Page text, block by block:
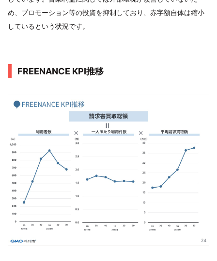
め、プロモーション等の投資を抑制しており、赤字額自体は縮小
しているという状況です。
FREENANCE KPI推移